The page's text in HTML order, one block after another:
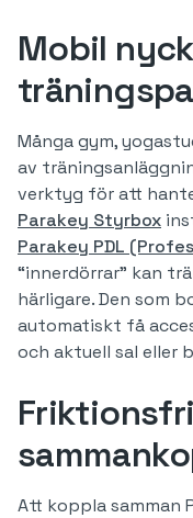
Mobil
Många gym,
av
verktyg för att
Parakey Styrbox
Parakey PDL
“innerdörrar” kan
härligare. Den som
automatiskt få
och aktuell sal eller
Friktionsfri
Att koppla samman